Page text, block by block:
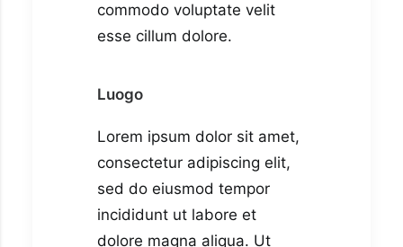
commodo voluptate velit
esse cillum dolore.
Luogo
Lorem ipsum dolor sit amet,
consectetur adipiscing elit,
sed do eiusmod tempor
incididunt ut labore et
dolore magna aliqua. Ut